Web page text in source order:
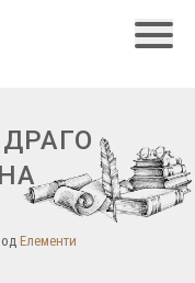
од Елементи